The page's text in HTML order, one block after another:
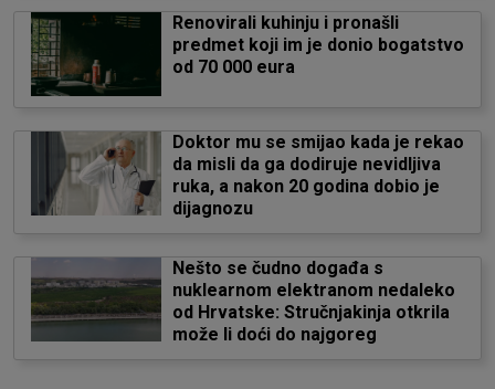
Renovirali kuhinju i pronašli
predmet koji im je donio bogatstvo
od 70 000 eura
Doktor mu se smijao kada je rekao
da misli da ga dodiruje nevidljiva
ruka, a nakon 20 godina dobio je
dijagnozu
Nešto se čudno događa s
nuklearnom elektranom nedaleko
od Hrvatske: Stručnjakinja otkrila
može li doći do najgoreg